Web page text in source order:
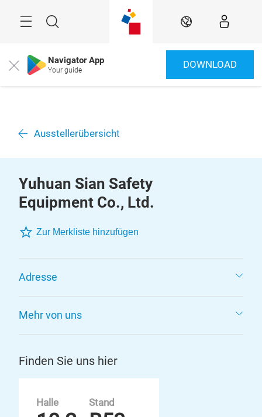
Suche DE
Close Navigator App
Your guide DOWNLOAD
Ausstellerübersicht
Yuhuan Sian Safety
Equipment Co., Ltd.
Zur Merkliste hinzufügen
Adresse
Mehr von uns
Finden Sie uns hier
Halle Stand